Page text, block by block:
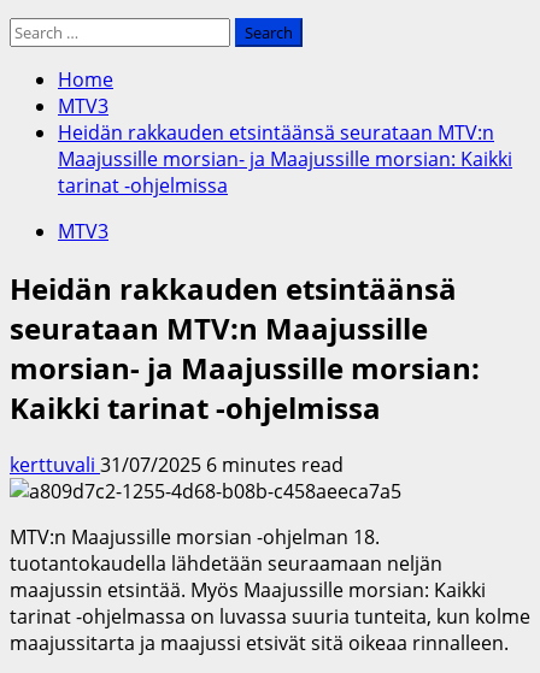
Search
Home
MTV3
Heidän rakkauden etsintäänsä seurataan MTV:n
Maajussille morsian- ja Maajussille morsian: Kaikki
tarinat -ohjelmissa
MTV3
Heidän rakkauden etsintäänsä
seurataan MTV:n Maajussille
morsian- ja Maajussille morsian:
Kaikki tarinat -ohjelmissa
kerttuvali 31/07/2025 6 minutes read
MTV:n Maajussille morsian -ohjelman 18.
tuotantokaudella lähdetään seuraamaan neljän
maajussin etsintää. Myös Maajussille morsian: Kaikki
tarinat -ohjelmassa on luvassa suuria tunteita, kun kolme
maajussitarta ja maajussi etsivät sitä oikeaa rinnalleen.